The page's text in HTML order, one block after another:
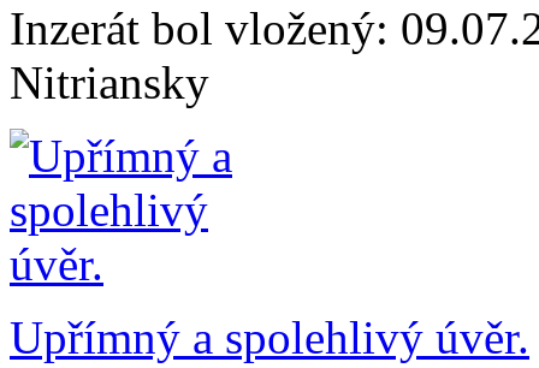
Inzerát bol vložený:
Nitriansky
Upřímný a spolehlivý úvěr.